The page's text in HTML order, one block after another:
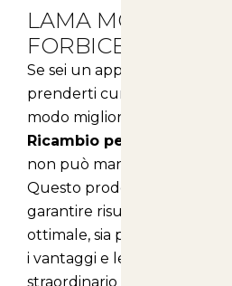
LAMA MOBILE
FORBICE KV360
Se sei un appassionato di
prenderti cura del tuo parco
modo migliore possibile, la
Ricambio per Forbice
non può mancare nel tuo
Questo prodotto è stato
garantire risultati
ottimale, sia per te che per il
i vantaggi e le caratteristiche
straordinario ricambio!